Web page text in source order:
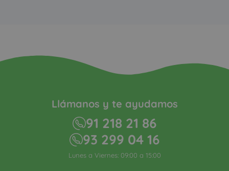
Llámanos y te ayudamos
91 218 21 86
93 299 04 16
Lunes a Viernes: 09:00 a 15:00